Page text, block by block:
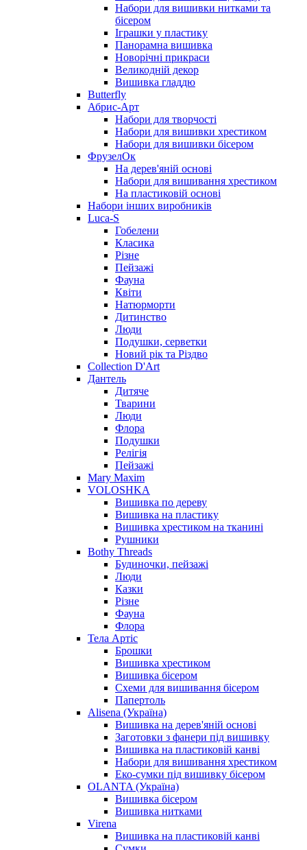
Набори для вишивки нитками та
бісером
Іграшки у пластику
Панорамна вишивка
Новорічні прикраси
Великодній декор
Вишивка гладдю
Butterfly
Абрис-Арт
Набори для творчості
Набори для вишивки хрестиком
Набори для вишивки бісером
ФрузелОк
На дерев'яній основі
Набори для вишивання хрестиком
На пластиковій основі
Набори інших виробників
Luca-S
Гобелени
Класика
Різне
Пейзажі
Фауна
Квіти
Натюрморти
Дитинство
Люди
Подушки, серветки
Новий рік та Різдво
Collection D'Art
Дантель
Дитяче
Тварини
Люди
Флора
Подушки
Релігія
Пейзажі
Mary Maxim
VOLOSHKA
Вишивка по дереву
Вишивка на пластику
Вишивка хрестиком на тканині
Рушники
Bothy Threads
Будиночки, пейзажі
Люди
Казки
Різне
Фауна
Флора
Тела Артіс
Брошки
Вишивка хрестиком
Вишивка бісером
Схеми для вишивання бісером
Папертоль
Alisena (Україна)
Вишивка на дерев'яній основі
Заготовки з фанери під вишивку
Вишивка на пластиковій канві
Набори для вишивання хрестиком
Еко-сумки під вишивку бісером
OLANTA (Україна)
Вишивка бісером
Вишивка нитками
Virena
Вишивка на пластиковій канві